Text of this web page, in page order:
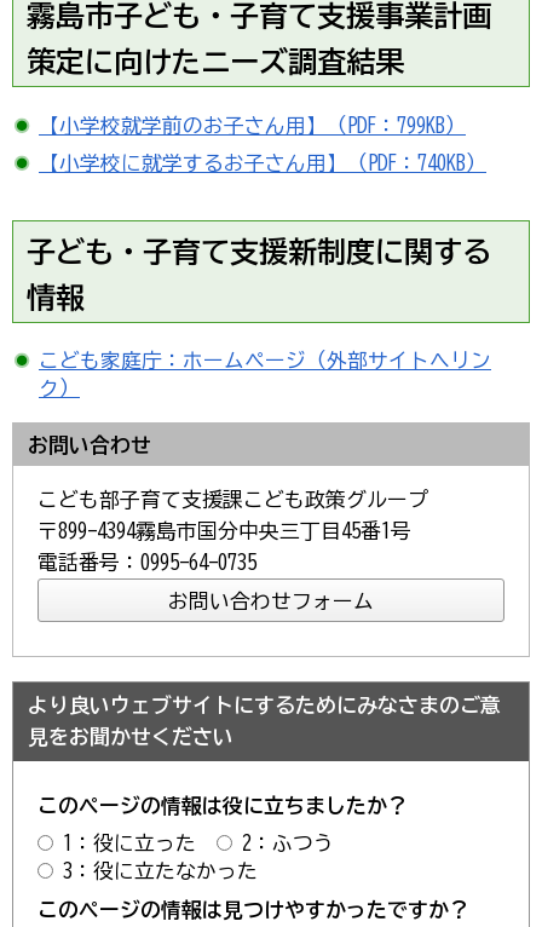
霧島市子ども・子育て支援事業計画
策定に向けたニーズ調査結果
【小学校就学前のお子さん用】（PDF：799KB）
【小学校に就学するお子さん用】（PDF：740KB）
子ども・子育て支援新制度に関する
情報
こども家庭庁：ホームページ（外部サイトへリン
ク）
お問い合わせ
こども部子育て支援課こども政策グループ
〒899-4394霧島市国分中央三丁目45番1号
電話番号：0995-64-0735
より良いウェブサイトにするためにみなさまのご意
見をお聞かせください
このページの情報は役に立ちましたか？
1：役に立った
2：ふつう
3：役に立たなかった
このページの情報は見つけやすかったですか？